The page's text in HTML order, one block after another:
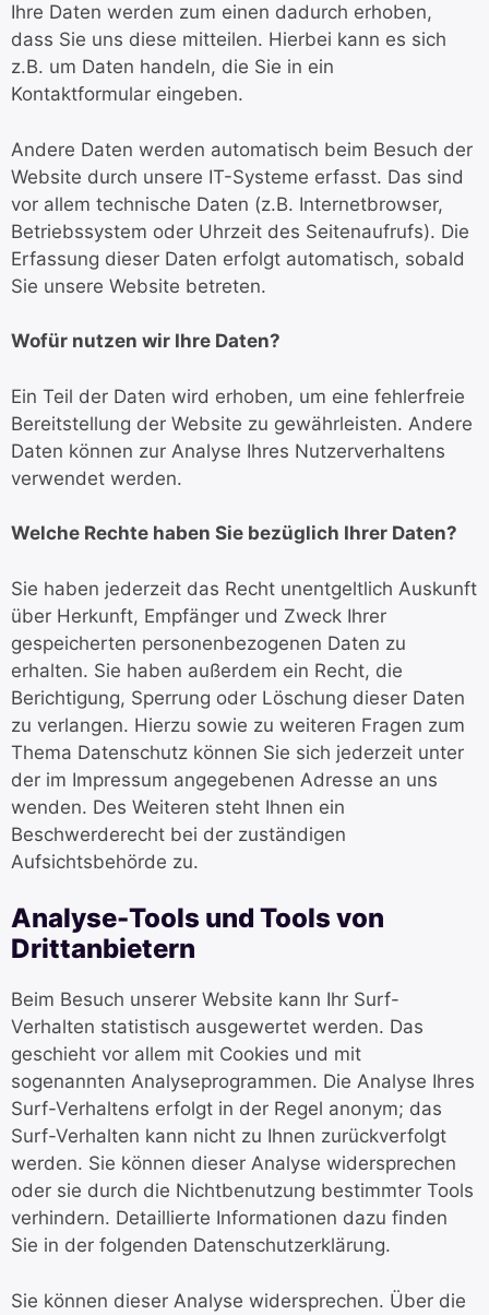
Ihre Daten werden zum einen dadurch erhoben,
dass Sie uns diese mitteilen. Hierbei kann es sich
z.B. um Daten handeln, die Sie in ein
Kontaktformular eingeben.
Andere Daten werden automatisch beim Besuch der
Website durch unsere IT-Systeme erfasst. Das sind
vor allem technische Daten (z.B. Internetbrowser,
Betriebssystem oder Uhrzeit des Seitenaufrufs). Die
Erfassung dieser Daten erfolgt automatisch, sobald
Sie unsere Website betreten.
Wofür nutzen wir Ihre Daten?
Ein Teil der Daten wird erhoben, um eine fehlerfreie
Bereitstellung der Website zu gewährleisten. Andere
Daten können zur Analyse Ihres Nutzerverhaltens
verwendet werden.
Welche Rechte haben Sie bezüglich Ihrer Daten?
Sie haben jederzeit das Recht unentgeltlich Auskunft
über Herkunft, Empfänger und Zweck Ihrer
gespeicherten personenbezogenen Daten zu
erhalten. Sie haben außerdem ein Recht, die
Berichtigung, Sperrung oder Löschung dieser Daten
zu verlangen. Hierzu sowie zu weiteren Fragen zum
Thema Datenschutz können Sie sich jederzeit unter
der im Impressum angegebenen Adresse an uns
wenden. Des Weiteren steht Ihnen ein
Beschwerderecht bei der zuständigen
Aufsichtsbehörde zu.
Analyse-Tools und Tools von
Drittanbietern
Beim Besuch unserer Website kann Ihr Surf-
Verhalten statistisch ausgewertet werden. Das
geschieht vor allem mit Cookies und mit
sogenannten Analyseprogrammen. Die Analyse Ihres
Surf-Verhaltens erfolgt in der Regel anonym; das
Surf-Verhalten kann nicht zu Ihnen zurückverfolgt
werden. Sie können dieser Analyse widersprechen
oder sie durch die Nichtbenutzung bestimmter Tools
verhindern. Detaillierte Informationen dazu finden
Sie in der folgenden Datenschutzerklärung.
Sie können dieser Analyse widersprechen. Über die